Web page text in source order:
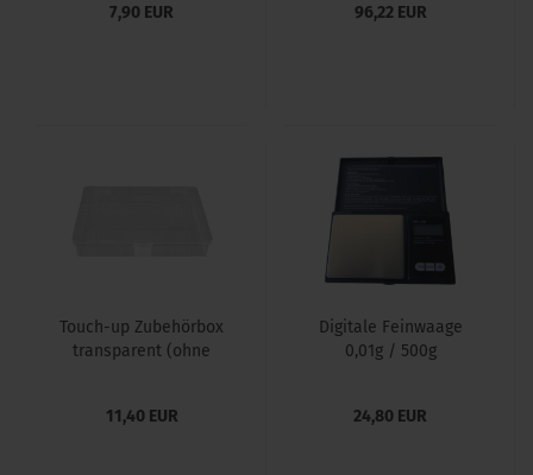
7,90 EUR 96,22 EUR
Touch-up Zubehörbox
transparent (ohne
11,40 EUR
Digitale Feinwaage
0,01g / 500g
24,80 EUR